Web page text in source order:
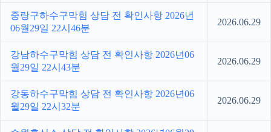
중랑구하수구막힘 상담 전 확인사항 2026년
06월29일 22시46분
2026.06.29
강남하수구막힘 상담 전 확인사항 2026년06
월29일 22시43분
2026.06.29
강동하수구막힘 상담 전 확인사항 2026년06
월29일 22시32분
2026.06.29